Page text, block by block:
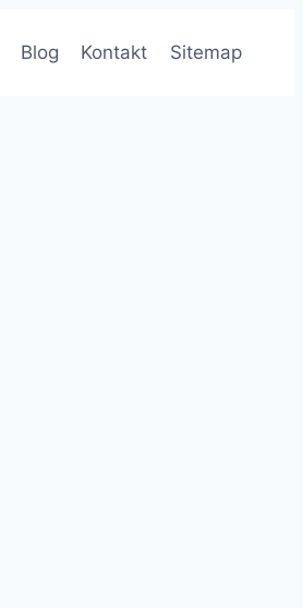
Blog Kontakt Sitemap